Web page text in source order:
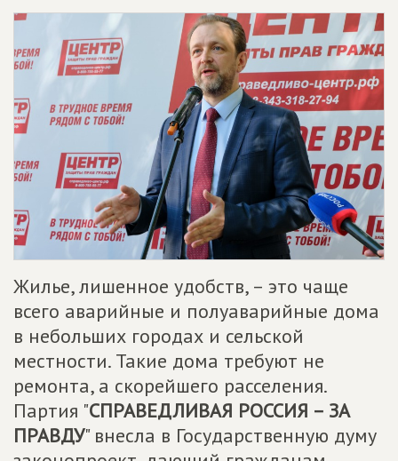
Жилье, лишенное удобств, – это чаще
всего аварийные и полуаварийные дома
в небольших городах и сельской
местности. Такие дома требуют не
ремонта, а скорейшего расселения.
Партия "СПРАВЕДЛИВАЯ РОССИЯ – ЗА
ПРАВДУ" внесла в Государственную думу